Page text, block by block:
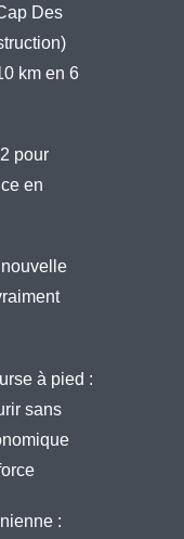
Des
km en 6
pour
en
à pied :
sans
: